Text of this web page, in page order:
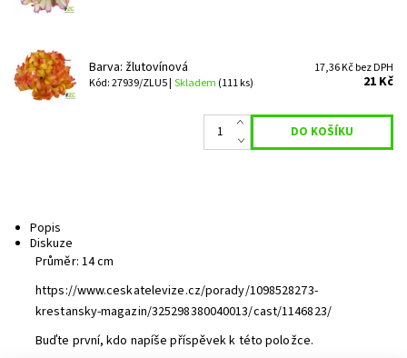
Barva: žlutovínová
Kód: 27939/ZLU5 | Skladem (111 ks)
17,36 Kč bez DPH
21 Kč
Popis
Diskuze
Průměr: 14 cm
https://www.ceskatelevize.cz/porady/1098528273-
krestansky-magazin/325298380040013/cast/1146823/
Buďte první, kdo napíše příspěvek k této položce.